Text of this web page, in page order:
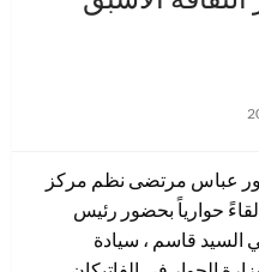
عباس مرتضى نظم مركز
لقاءً حوارياً بحضور رئيس
السيد قاسم ، سيادة